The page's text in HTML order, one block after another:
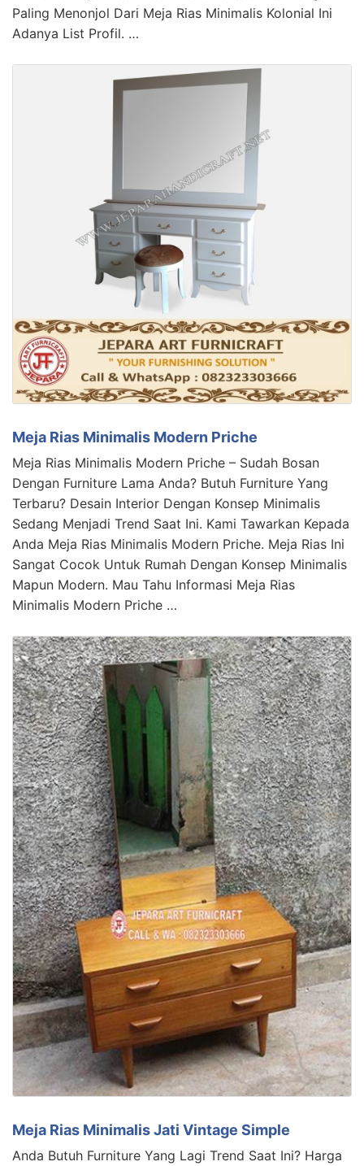
Paling Menonjol Dari Meja Rias Minimalis Kolonial Ini
Adanya List Profil. …
Meja Rias Minimalis Modern Priche
Meja Rias Minimalis Modern Priche – Sudah Bosan
Dengan Furniture Lama Anda? Butuh Furniture Yang
Terbaru? Desain Interior Dengan Konsep Minimalis
Sedang Menjadi Trend Saat Ini. Kami Tawarkan Kepada
Anda Meja Rias Minimalis Modern Priche. Meja Rias Ini
Sangat Cocok Untuk Rumah Dengan Konsep Minimalis
Mapun Modern. Mau Tahu Informasi Meja Rias
Minimalis Modern Priche …
Meja Rias Minimalis Jati Vintage Simple
Anda Butuh Furniture Yang Lagi Trend Saat Ini? Harga